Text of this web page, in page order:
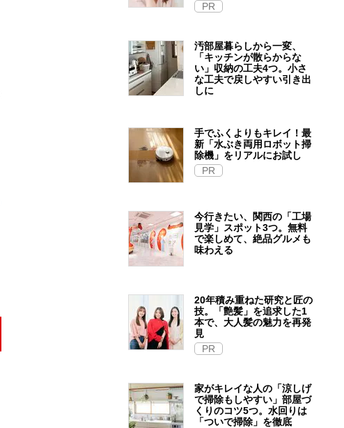
PR
汚部屋暮らしから一変、
「キッチンが散らからな
い」収納の工夫4つ。小さ
な工夫で戻しやすい引き出
しに
手でふくよりもキレイ！最
新「水ぶき両用ロボット掃
除機」をリアルにお試し
PR
今行きたい、関西の「工場
見学」スポット3つ。無料
で楽しめて、絶品グルメも
味わえる
20年積み重ねた研究と匠の
技。「艶髪」を追求した1
本で、大人髪の魅力を再発
見
PR
家がキレイな人の「涼しげ
で掃除もしやすい」部屋づ
くりのコツ5つ。水回りは
「ついで掃除」を徹底